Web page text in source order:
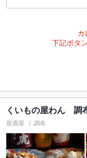
カ
下記ボタ
くいもの屋わん 調
居酒屋 調布